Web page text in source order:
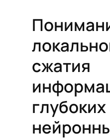
сжатия
глубоких